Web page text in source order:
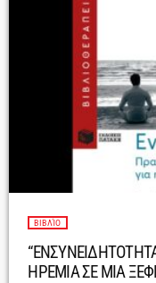
ΒΙΒΛΊΟ
ΗΡΕΜΙΑ ΣΕ ΜΙΑ